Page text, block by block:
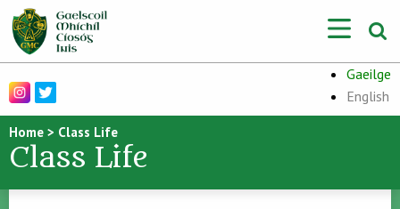
Gaeilge
English
Home > Class Life
Class Life